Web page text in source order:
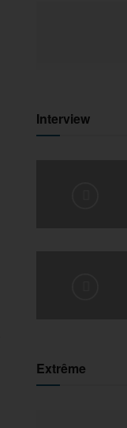
Interview
Extrême